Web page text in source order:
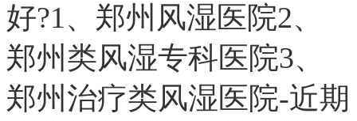
好?1、郑州风湿医院2、
郑州类风湿专科医院3、
郑州治疗类风湿医院-近期